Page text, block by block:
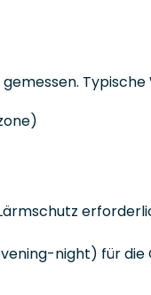
Typische
night) für